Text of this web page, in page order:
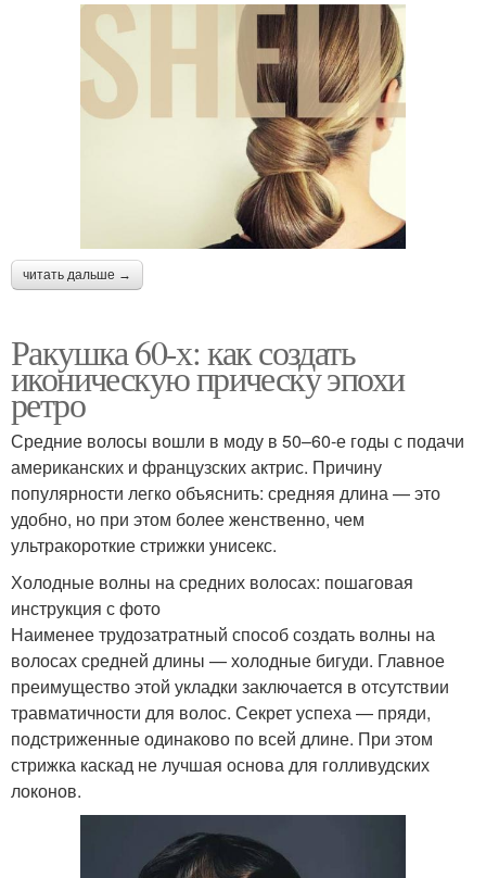
читать дальше →
Ракушка 60-х: как создать
иконическую прическу эпохи
ретро
Средние волосы вошли в моду в 50–60-е годы с подачи
американских и французских актрис. Причину
популярности легко объяснить: средняя длина — это
удобно, но при этом более женственно, чем
ультракороткие стрижки унисекс.
Холодные волны на средних волосах: пошаговая
инструкция с фото
Наименее трудозатратный способ создать волны на
волосах средней длины — холодные бигуди. Главное
преимущество этой укладки заключается в отсутствии
травматичности для волос. Секрет успеха — пряди,
подстриженные одинаково по всей длине. При этом
стрижка каскад не лучшая основа для голливудских
локонов.